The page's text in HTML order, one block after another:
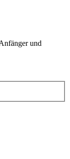
und